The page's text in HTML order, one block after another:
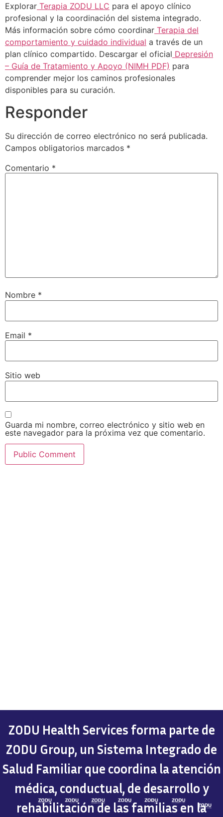
Explorar Terapia ZODU LLC para el apoyo clínico
profesional y la coordinación del sistema integrado.
Más información sobre cómo coordinar Terapia del
comportamiento y cuidado individual a través de un
plan clínico compartido. Descargar el oficial Depresión
– Guía de Tratamiento y Apoyo (NIMH PDF) para
comprender mejor los caminos profesionales
disponibles para su curación.
Responder
Su dirección de correo electrónico no será publicada.
Campos obligatorios marcados *
Comentario *
Nombre *
Email *
Sitio web
Guarda mi nombre, correo electrónico y sitio web en
este navegador para la próxima vez que comentario.
ZODU Health Services forma parte de
ZODU Group, un Sistema Integrado de
Salud Familiar que coordina la atención
médica, conductual, de desarrollo y
rehabilitación de las familias en la